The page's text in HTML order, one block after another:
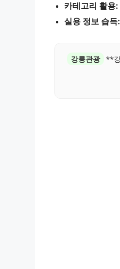
카테고리 활용:
실용 정보 습득:
강릉관광 **